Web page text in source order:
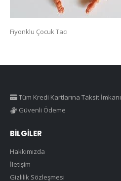
Fiyonklu Çocuk Tacı
Tüm Kredi Kartlarına Taksit İmkanı
Güvenli Ödeme
BILGILER
Hakkımızda
İletişim
Gizlilik Sözleşmesi